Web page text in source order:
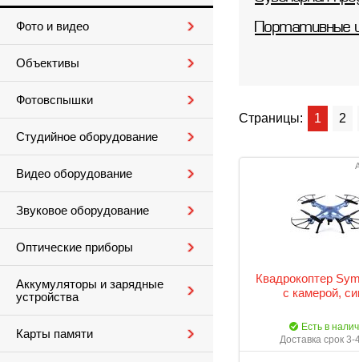
Фото и видео
Объективы
Фотовспышки
Студийное оборудование
Видео оборудование
Звуковое оборудование
Оптические приборы
Аккумуляторы и зарядные
устройства
Карты памяти
Портативные
Страницы: 1 2
Квадрокоптер
с камерой,
Есть в
Доставка срок 3-